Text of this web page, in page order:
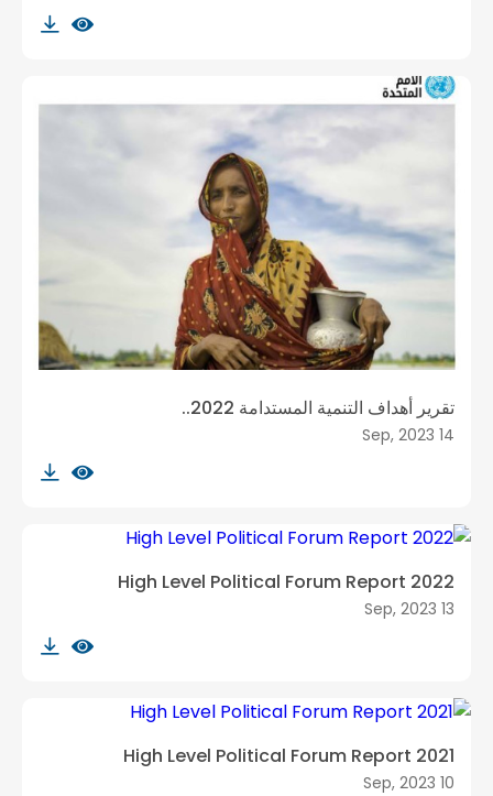
تقرير أهداف التنمية المستدامة 2022..
14 Sep, 2023
High Level Political Forum Report 2022
13 Sep, 2023
High Level Political Forum Report 2021
10 Sep, 2023